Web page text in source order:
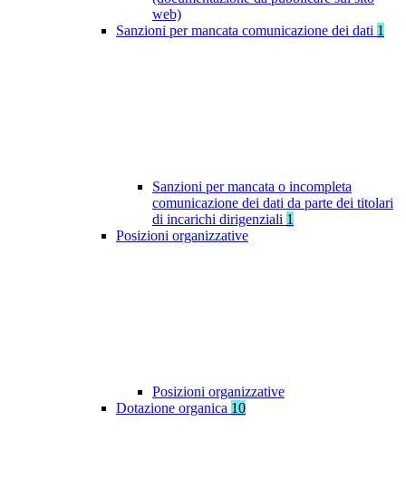
web)
Sanzioni per mancata comunicazione dei dati 1
Sanzioni per mancata o incompleta
comunicazione dei dati da parte dei titolari
di incarichi dirigenziali 1
Posizioni organizzative
Posizioni organizzative
Dotazione organica 10